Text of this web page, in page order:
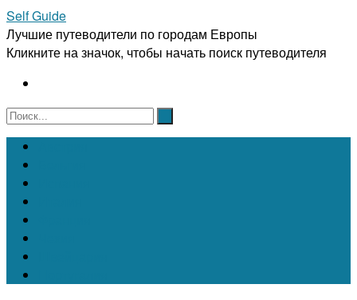
Self Guide
Лучшие путеводители по городам Европы
Кликните на значок, чтобы начать поиск путеводителя